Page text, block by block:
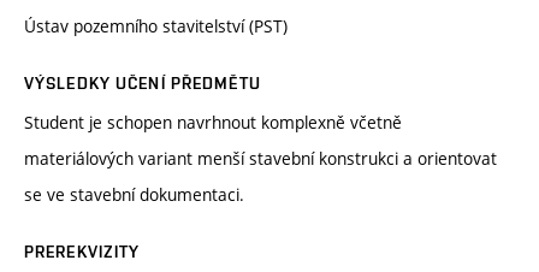
Ústav pozemního stavitelství (PST)
VÝSLEDKY UČENÍ PŘEDMĚTU
Student je schopen navrhnout komplexně včetně
materiálových variant menší stavební konstrukci a orientovat
se ve stavební dokumentaci.
PREREKVIZITY